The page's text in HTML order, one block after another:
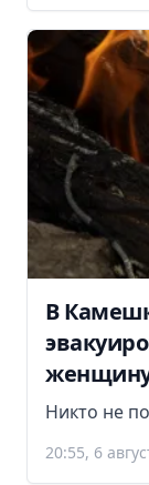
В
Никто не
20:55, 6